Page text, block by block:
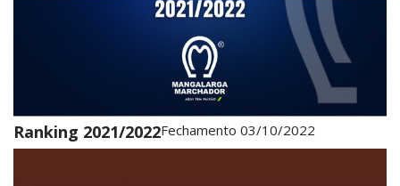
Ranking 2021/2022Fechamento 03/10/2022